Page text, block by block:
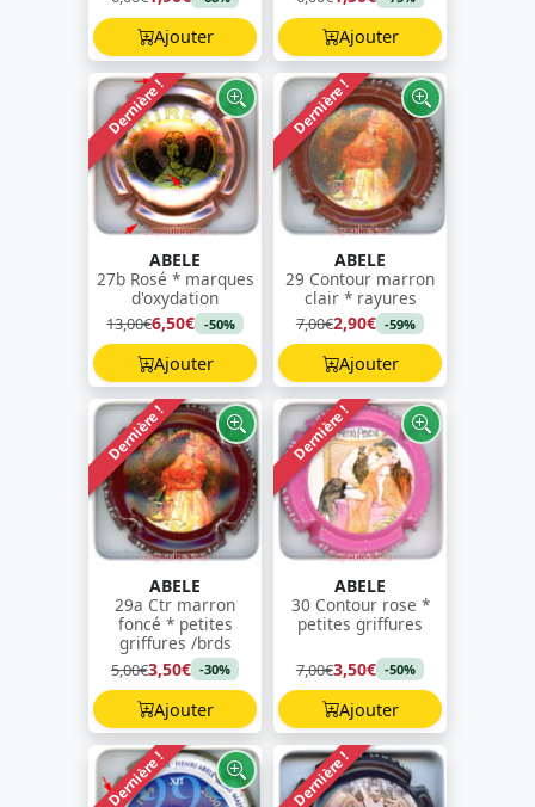
Ajouter Ajouter
Dernière !
ABELE
27b Rosé * marques
d'oxydation
13,00€6,50€ -50%
Ajouter
Dernière !
ABELE
29 Contour marron
clair * rayures
7,00€2,90€ -59%
Ajouter
Dernière !
ABELE
29a Ctr marron
foncé * petites
griffures /brds
5,00€3,50€ -30%
Ajouter
Dernière !
ABELE
30 Contour rose *
petites griffures
7,00€3,50€ -50%
Ajouter
Dernière ! Dernière !